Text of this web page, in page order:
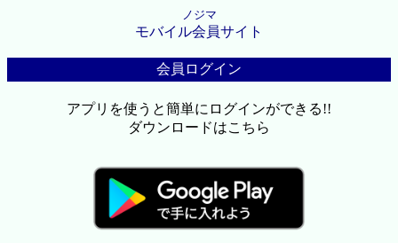
ノジマ
モバイル会員サイト
会員ログイン
アプリを使うと簡単にログインができる!!
ダウンロードはこちら